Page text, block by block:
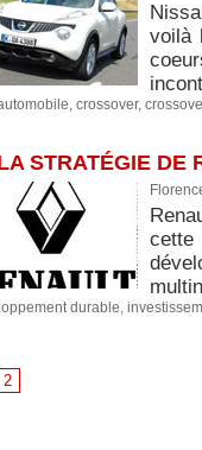
voilà
, crossover,
STRATÉGIE DE
durable,
2